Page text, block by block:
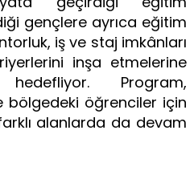
gençlere ayrıca eğitim
iş ve staj imkânları
inşa etmelerine
Program,
bölgedeki öğrenciler için
alanlarda da devam